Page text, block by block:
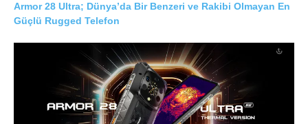
Armor 28 Ultra; Dünya’da Bir Benzeri ve Rakibi Olmayan En
Güçlü Rugged Telefon